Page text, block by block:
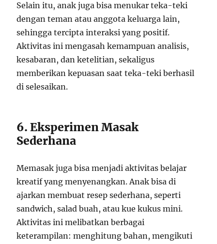
Selain itu, anak juga bisa menukar teka-teki
dengan teman atau anggota keluarga lain,
sehingga tercipta interaksi yang positif.
Aktivitas ini mengasah kemampuan analisis,
kesabaran, dan ketelitian, sekaligus
memberikan kepuasan saat teka-teki berhasil
di selesaikan.
6. Eksperimen Masak
Sederhana
Memasak juga bisa menjadi aktivitas belajar
kreatif yang menyenangkan. Anak bisa di
ajarkan membuat resep sederhana, seperti
sandwich, salad buah, atau kue kukus mini.
Aktivitas ini melibatkan berbagai
keterampilan: menghitung bahan, mengikuti